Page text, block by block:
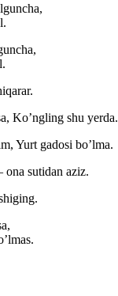
Ko’ngling shu yerda.
Yurt gadosi bo’lma.
sutidan aziz.